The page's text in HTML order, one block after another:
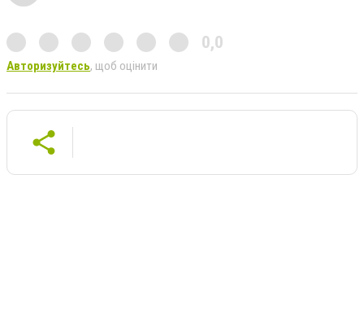
0,0
Авторизуйтесь, щоб оцінити